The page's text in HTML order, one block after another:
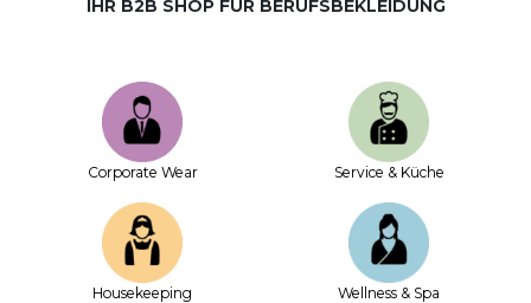
IHR B2B SHOP FÜR BERUFSBEKLEIDUNG
Corporate Wear Service & Küche
House­keeping Wellness & Spa